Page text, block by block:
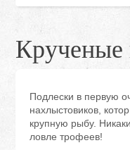
Подлески в первую
нахлыстовиков,
крупную рыбу.
ловле трофеев!